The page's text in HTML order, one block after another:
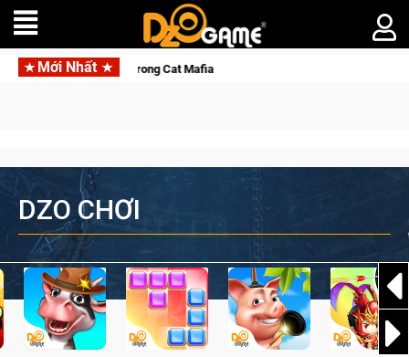
Mới Nhất
giới ngầm trong Cat Mafia
DZO CHƠI